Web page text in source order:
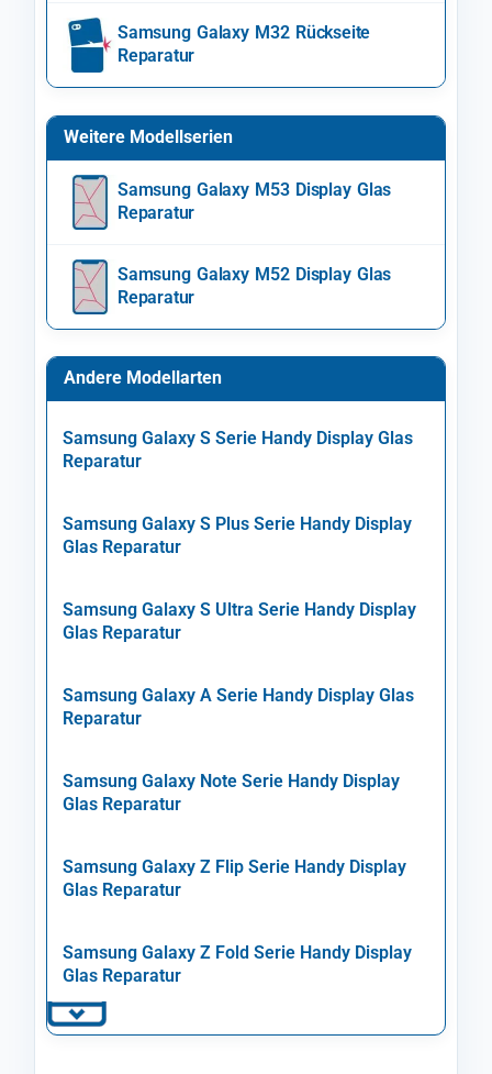
Samsung Galaxy M32 Rückseite
Reparatur
Weitere Modellserien
Samsung Galaxy M53 Display Glas
Reparatur
Samsung Galaxy M52 Display Glas
Reparatur
Andere Modellarten
Samsung Galaxy S Serie Handy Display Glas
Reparatur
Samsung Galaxy S Plus Serie Handy Display
Glas Reparatur
Samsung Galaxy S Ultra Serie Handy Display
Glas Reparatur
Samsung Galaxy A Serie Handy Display Glas
Reparatur
Samsung Galaxy Note Serie Handy Display
Glas Reparatur
Samsung Galaxy Z Flip Serie Handy Display
Glas Reparatur
Samsung Galaxy Z Fold Serie Handy Display
Glas Reparatur